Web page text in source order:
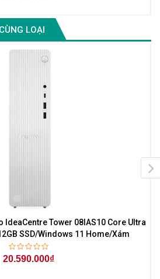
LOẠI
IdeaCentre Tower 08IAS10 Core Ultra
SSD/Windows 11 Home/Xám
20.590.000₫